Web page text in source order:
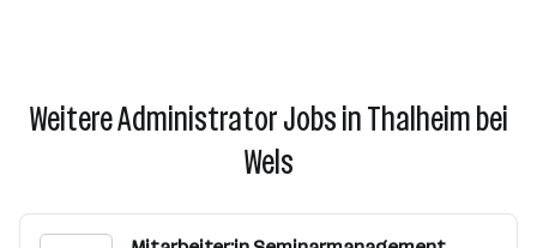
Weitere Administrator Jobs in Thalheim bei
Wels